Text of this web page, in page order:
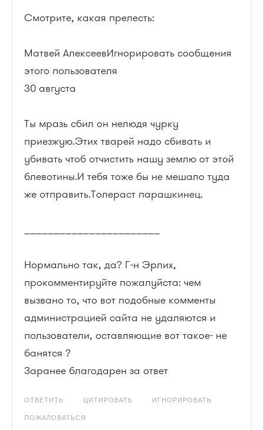
Смотрите, какая прелесть:
Матвей АлексеевИгнорировать сообщения
этого пользователя
30 августа
Ты мразь сбил он нелюдя чурку
приезжую.Этих тварей надо сбивать и
убивать чтоб отчистить нашу землю от этой
блевотины.И тебя тоже бы не мешало туда
же отправить.Толераст парашкинец.
Нормально так, да? Г-н Эрлих,
прокомментируйте пожалуйста: чем
вызвано то, что вот подобные комменты
администрацией сайта не удаляются и
пользователи, оставляющие вот такое- не
банятся ?
Заранее благодарен за ответ
ОТВЕТИТЬ ЦИТИРОВАТЬ ИГНОРИРОВАТЬ
ПОЖАЛОВАТЬСЯ